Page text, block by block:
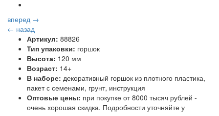
вперед →
← назад
Артикул: 88826
Тип упаковки: горшок
Высота: 120 мм
Возраст: 14+
В наборе: декоративный горшок из плотного пластика,
пакет с семенами, грунт, инструкция
Оптовые цены: при покупке от 8000 тысяч рублей -
очень хорошая скидка. Подробности уточняйте у